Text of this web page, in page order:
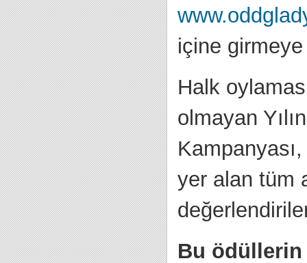
içine girmeye
Halk
olmayan
yer alan tüm
Bu ödüllerin